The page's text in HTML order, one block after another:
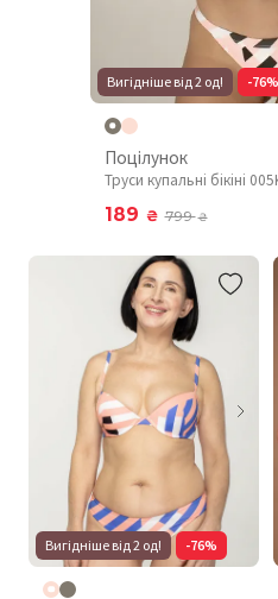
Вигідніше від 2 од! -76%
Поцілунок
Труси купальні бікіні
189 ₴ 799₴
Вигідніше від 2 од! -76%